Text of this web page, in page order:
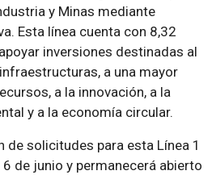
y Minas mediante
Esta línea cuenta con 8,32
inversiones destinadas al
a una mayor
a la innovación, a la
y a la economía circular.
de solicitudes para esta Línea 1
de junio y permanecerá abierto